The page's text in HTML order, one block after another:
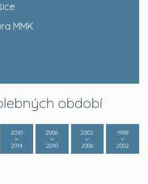
MMK
období
2010
2014
2006
2010
2002
2006
1998
2002